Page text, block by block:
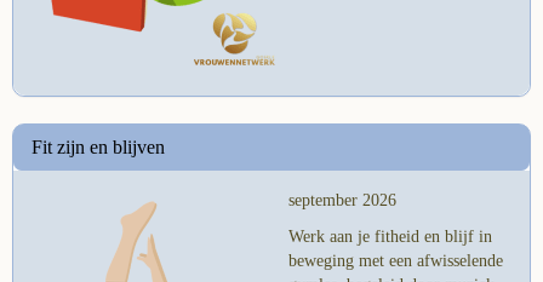
Fit zijn en blijven
september 2026
Werk aan je fitheid en blijf in
beweging met een afwisselende